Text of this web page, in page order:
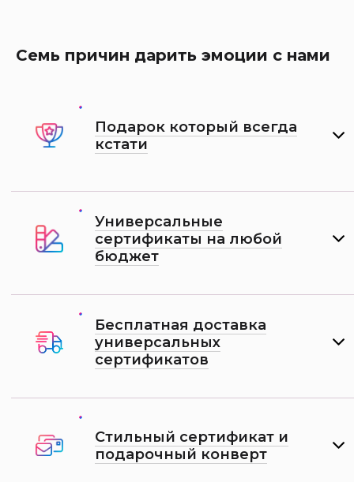
Семь причин дарить эмоции с нами
Подарок который всегда
кстати
Универсальные
сертификаты на любой
бюджет
Бесплатная доставка
универсальных
сертификатов
Стильный сертификат и
подарочный конверт